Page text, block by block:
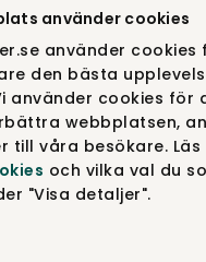
använder cookies
använder
den bästa
använder cookies för
webbplatsen,
till våra besökare. Läs
och vilka val du
"Visa detaljer".
/
14 610 kr
Pernilla 3
sadel /
Bruno